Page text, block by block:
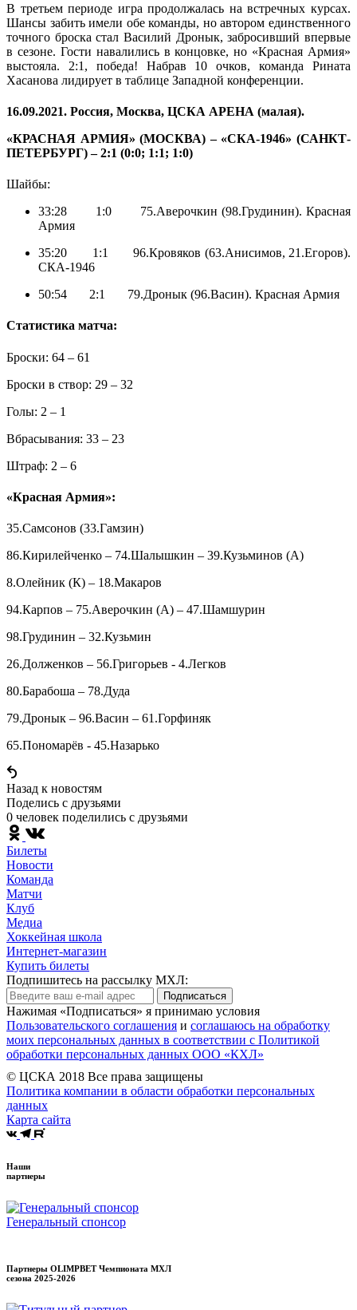
В третьем периоде игра продолжалась на встречных курсах.
Шансы забить имели обе команды, но автором единственного
точного броска стал Василий Дронык, забросивший впервые
в сезоне. Гости навалились в концовке, но «Красная Армия»
выстояла. 2:1, победа! Набрав 10 очков, команда Рината
Хасанова лидирует в таблице Западной конференции.
16.09.2021. Россия, Москва, ЦСКА АРЕНА (малая).
«КРАСНАЯ АРМИЯ» (МОСКВА) – «СКА-1946» (САНКТ-
ПЕТЕРБУРГ) – 2:1 (0:0; 1:1; 1:0)
Шайбы:
33:28 1:0 75.Аверочкин (98.Грудинин). Красная
Армия
35:20 1:1 96.Кровяков (63.Анисимов, 21.Егоров).
СКА-1946
50:54 2:1 79.Дронык (96.Васин). Красная Армия
Статистика матча:
Броски: 64 – 61
Броски в створ: 29 – 32
Голы: 2 – 1
Вбрасывания: 33 – 23
Штраф: 2 – 6
«Красная Армия»:
35.Самсонов (33.Гамзин)
86.Кирилейченко – 74.Шалышкин – 39.Кузьминов (А)
8.Олейник (К) – 18.Макаров
94.Карпов – 75.Аверочкин (А) – 47.Шамшурин
98.Грудинин – 32.Кузьмин
26.Долженков – 56.Григорьев - 4.Легков
80.Барабоша – 78.Дуда
79.Дронык – 96.Васин – 61.Горфиняк
65.Пономарёв - 45.Назарько
Назад к новостям
Поделись c друзьями
0 человек поделились c друзьями
Билеты
Новости
Команда
Матчи
Клуб
Медиа
Хоккейная школа
Интернет-магазин
Купить билеты
Подпишитесь на рассылку МХЛ:
Подписаться
Нажимая «Подписаться» я принимаю условия
Пользовательского соглашения и соглашаюсь на обработку
моих персональных данных в соответствии с Политикой
обработки персональных данных ООО «КХЛ»
© ЦСКА 2018 Все права защищены
Политика компании в области обработки персональных
данных
Карта сайта
Наши
партнеры
Генеральный спонсор
Партнеры OLIMPBET Чемпионата МХЛ
сезона 2025-2026